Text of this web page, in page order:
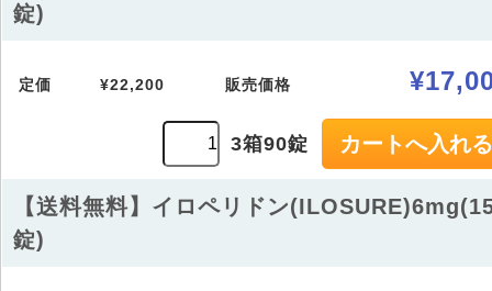
錠)
定価 ¥22,200 販売価格
3箱90錠
【送料無料】イロペリドン
錠)